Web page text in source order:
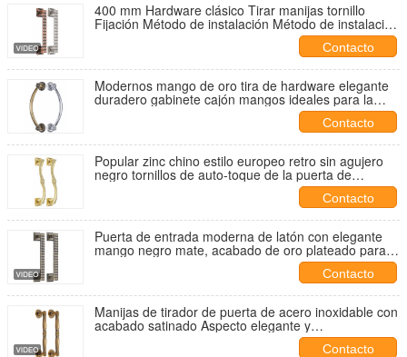
400 mm Hardware clásico Tirar manijas tornillo
Fijación Método de instalación Método de instalación
Método de instalación Método de instalación Método
de instalación Método de instalación Método de
instalación Método de instalación Método de
instalación Método de instalación Método de
instalación
Contacto
Modernos mango de oro tira de hardware elegante
duradero gabinete cajón mangos ideales para la
cocina de la oficina y muebles de baño
Contacto
Popular zinc chino estilo europeo retro sin agujero
negro tornillos de auto-toque de la puerta de
comercio de la puerta interior de la manija
Contacto
Puerta de entrada moderna de latón con elegante
mango negro mate, acabado de oro plateado para
Contacto
Manijas de tirador de puerta de acero inoxidable con
acabado satinado Aspecto elegante y
contemporáneo Herrajes de puerta resistentes para
Contacto